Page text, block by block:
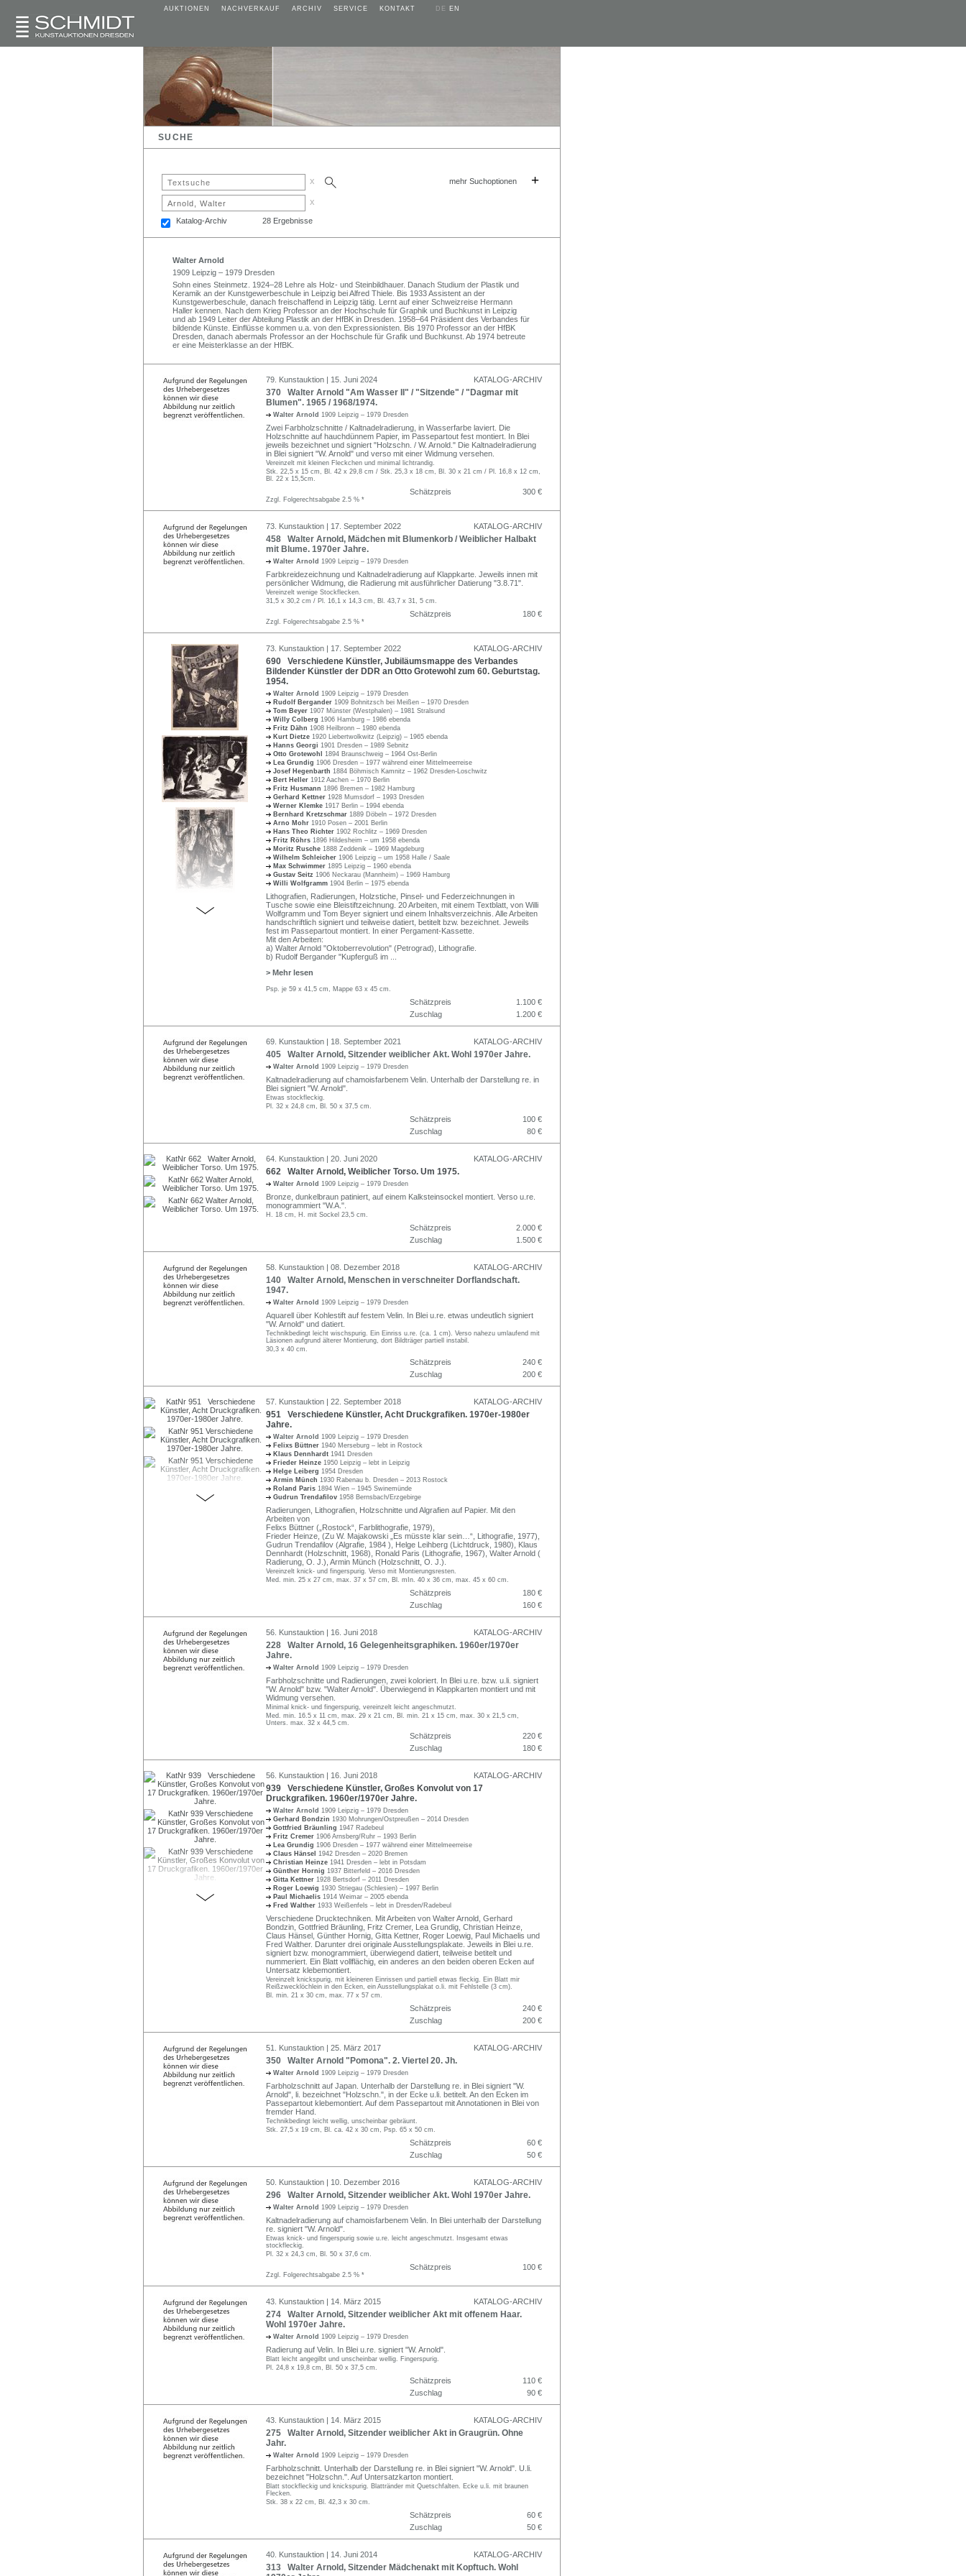
AUKTIONEN NACHVERKAUF ARCHIV SERVICE KONTAKT DE EN
SUCHE
x mehr Suchoptionen +
x
Katalog-Archiv 28 Ergebnisse
Walter Arnold
1909 Leipzig – 1979 Dresden
Sohn eines Steinmetz. 1924–28 Lehre als Holz- und Steinbildhauer. Danach Studium der Plastik und
Keramik an der Kunstgewerbeschule in Leipzig bei Alfred Thiele. Bis 1933 Assistent an der
Kunstgewerbeschule, danach freischaffend in Leipzig tätig. Lernt auf einer Schweizreise Hermann
Haller kennen. Nach dem Krieg Professor an der Hochschule für Graphik und Buchkunst in Leipzig
und ab 1949 Leiter der Abteilung Plastik an der HfBK in Dresden. 1958–64 Präsident des Verbandes für
bildende Künste. Einflüsse kommen u.a. von den Expressionisten. Bis 1970 Professor an der HfBK
Dresden, danach abermals Professor an der Hochschule für Grafik und Buchkunst. Ab 1974 betreute
er eine Meisterklasse an der HfBK.
79. Kunstauktion | 15. Juni 2024 KATALOG-ARCHIV
370 Walter Arnold "Am Wasser II" / "Sitzende" / "Dagmar mit
Blumen". 1965 / 1968/1974.
Walter Arnold 1909 Leipzig – 1979 Dresden
Zwei Farbholzschnitte / Kaltnadelradierung, in Wasserfarbe laviert. Die
Holzschnitte auf hauchdünnem Papier, im Passepartout fest montiert. In Blei
jeweils bezeichnet und signiert "Holzschn. / W. Arnold." Die Kaltnadelradierung
in Blei signiert "W. Arnold" und verso mit einer Widmung versehen.
Vereinzelt mit kleinen Fleckchen und minimal lichtrandig.
Stk. 22,5 x 15 cm, Bl. 42 x 29,8 cm / Stk. 25,3 x 18 cm, Bl. 30 x 21 cm / Pl. 16,8 x 12 cm,
Bl. 22 x 15,5cm.
Schätzpreis 300 €
Zzgl. Folgerechtsabgabe 2.5 % *
73. Kunstauktion | 17. September 2022 KATALOG-ARCHIV
458 Walter Arnold, Mädchen mit Blumenkorb / Weiblicher Halbakt
mit Blume. 1970er Jahre.
Walter Arnold 1909 Leipzig – 1979 Dresden
Farbkreidezeichnung und Kaltnadelradierung auf Klappkarte. Jeweils innen mit
persönlicher Widmung, die Radierung mit ausführlicher Datierung "3.8.71".
Vereinzelt wenige Stockflecken.
31,5 x 30,2 cm / Pl. 16,1 x 14,3 cm, Bl. 43,7 x 31, 5 cm.
Schätzpreis 180 €
Zzgl. Folgerechtsabgabe 2.5 % *
73. Kunstauktion | 17. September 2022 KATALOG-ARCHIV
690 Verschiedene Künstler, Jubiläumsmappe des Verbandes
Bildender Künstler der DDR an Otto Grotewohl zum 60. Geburtstag.
1954.
Walter Arnold 1909 Leipzig – 1979 Dresden
Rudolf Bergander 1909 Bohnitzsch bei Meißen – 1970 Dresden
Tom Beyer 1907 Münster (Westphalen) – 1981 Stralsund
Willy Colberg 1906 Hamburg – 1986 ebenda
Fritz Dähn 1908 Heilbronn – 1980 ebenda
Kurt Dietze 1920 Liebertwolkwitz (Leipzig) – 1965 ebenda
Hanns Georgi 1901 Dresden – 1989 Sebnitz
Otto Grotewohl 1894 Braunschweig – 1964 Ost-Berlin
Lea Grundig 1906 Dresden – 1977 während einer Mittelmeerreise
Josef Hegenbarth 1884 Böhmisch Kamnitz – 1962 Dresden-Loschwitz
Bert Heller 1912 Aachen – 1970 Berlin
Fritz Husmann 1896 Bremen – 1982 Hamburg
Gerhard Kettner 1928 Mumsdorf – 1993 Dresden
Werner Klemke 1917 Berlin – 1994 ebenda
Bernhard Kretzschmar 1889 Döbeln – 1972 Dresden
Arno Mohr 1910 Posen – 2001 Berlin
Hans Theo Richter 1902 Rochlitz – 1969 Dresden
Fritz Röhrs 1896 Hildesheim – um 1958 ebenda
Moritz Rusche 1888 Zeddenik – 1969 Magdeburg
Wilhelm Schleicher 1906 Leipzig – um 1958 Halle / Saale
Max Schwimmer 1895 Leipzig – 1960 ebenda
Gustav Seitz 1906 Neckarau (Mannheim) – 1969 Hamburg
Willi Wolfgramm 1904 Berlin – 1975 ebenda
Lithografien, Radierungen, Holzstiche, Pinsel- und Federzeichnungen in
Tusche sowie eine Bleistiftzeichnung. 20 Arbeiten, mit einem Textblatt, von Willi
Wolfgramm und Tom Beyer signiert und einem Inhaltsverzeichnis. Alle Arbeiten
handschriftlich signiert und teilweise datiert, betitelt bzw. bezeichnet. Jeweils
fest im Passepartout montiert. In einer Pergament-Kassette.
Mit den Arbeiten:
a) Walter Arnold "Oktoberrevolution" (Petrograd), Lithografie.
b) Rudolf Bergander "Kupferguß im
> Mehr lesen
Psp. je 59 x 41,5 cm, Mappe 63 x 45 cm.
Schätzpreis
1.100 €
Zuschlag
1.200 €
69. Kunstauktion | 18. September 2021 KATALOG-ARCHIV
405 Walter Arnold, Sitzender weiblicher Akt. Wohl 1970er Jahre.
Walter Arnold 1909 Leipzig – 1979 Dresden
Kaltnadelradierung auf chamoisfarbenem Velin. Unterhalb der Darstellung re. in
Blei signiert "W. Arnold".
Etwas stockfleckig.
Pl. 32 x 24,8 cm, Bl. 50 x 37,5 cm.
Schätzpreis
100 €
Zuschlag
80 €
64. Kunstauktion | 20. Juni 2020 KATALOG-ARCHIV
662 Walter Arnold, Weiblicher Torso. Um 1975.
Walter Arnold 1909 Leipzig – 1979 Dresden
Bronze, dunkelbraun patiniert, auf einem Kalksteinsockel montiert. Verso u.re.
monogrammiert "W.A.".
H. 18 cm, H. mit Sockel 23,5 cm.
Schätzpreis
2.000 €
Zuschlag
1.500 €
58. Kunstauktion | 08. Dezember 2018 KATALOG-ARCHIV
140 Walter Arnold, Menschen in verschneiter Dorflandschaft.
1947.
Walter Arnold 1909 Leipzig – 1979 Dresden
Aquarell über Kohlestift auf festem Velin. In Blei u.re. etwas undeutlich signiert
"W. Arnold" und datiert.
Technikbedingt leicht wischspurig. Ein Einriss u.re. (ca. 1 cm). Verso nahezu umlaufend mit
Läsionen aufgrund älterer Montierung, dort Bildträger partiell instabil.
30,3 x 40 cm.
Schätzpreis
240 €
Zuschlag
200 €
57. Kunstauktion | 22. September 2018 KATALOG-ARCHIV
951 Verschiedene Künstler, Acht Druckgrafiken. 1970er-1980er
Jahre.
Walter Arnold 1909 Leipzig – 1979 Dresden
Felixs Büttner 1940 Merseburg – lebt in Rostock
Klaus Dennhardt 1941 Dresden
Frieder Heinze 1950 Leipzig – lebt in Leipzig
Helge Leiberg 1954 Dresden
Armin Münch 1930 Rabenau b. Dresden – 2013 Rostock
Roland Paris 1894 Wien – 1945 Swinemünde
Gudrun Trendafilov 1958 Bernsbach/Erzgebirge
Radierungen, Lithografien, Holzschnitte und Algrafien auf Papier. Mit den
Arbeiten von
Felixs Büttner („Rostock“, Farblithografie, 1979),
Frieder Heinze, (Zu W. Majakowski „Es müsste klar sein…“, Lithografie, 1977),
Gudrun Trendafilov (Algrafie, 1984 ), Helge Leihberg (Lichtdruck, 1980), Klaus
Dennhardt (Holzschnitt, 1968), Ronald Paris (Lithografie, 1967), Walter Arnold (
Radierung, O. J.), Armin Münch (Holzschnitt, O. J.).
Vereinzelt knick- und fingerspurig. Verso mit Montierungsresten.
Med. min. 25 x 27 cm, max. 37 x 57 cm, Bl. mIn. 40 x 36 cm, max. 45 x 60 cm.
Schätzpreis
180 €
Zuschlag
160 €
56. Kunstauktion | 16. Juni 2018 KATALOG-ARCHIV
228 Walter Arnold, 16 Gelegenheitsgraphiken. 1960er/1970er
Jahre.
Walter Arnold 1909 Leipzig – 1979 Dresden
Farbholzschnitte und Radierungen, zwei koloriert. In Blei u.re. bzw. u.li. signiert
"W. Arnold" bzw. "Walter Arnold". Überwiegend in Klappkarten montiert und mit
Widmung versehen.
Minimal knick- und fingerspurig, vereinzelt leicht angeschmutzt.
Med. min. 16.5 x 11 cm, max. 29 x 21 cm, Bl. min. 21 x 15 cm, max. 30 x 21,5 cm,
Unters. max. 32 x 44,5 cm.
Schätzpreis
220 €
Zuschlag
180 €
56. Kunstauktion | 16. Juni 2018 KATALOG-ARCHIV
939 Verschiedene Künstler, Großes Konvolut von 17
Druckgrafiken. 1960er/1970er Jahre.
Walter Arnold 1909 Leipzig – 1979 Dresden
Gerhard Bondzin 1930 Mohrungen/Ostpreußen – 2014 Dresden
Gottfried Bräunling 1947 Radebeul
Fritz Cremer 1906 Arnsberg/Ruhr – 1993 Berlin
Lea Grundig 1906 Dresden – 1977 während einer Mittelmeerreise
Claus Hänsel 1942 Dresden – 2020 Bremen
Christian Heinze 1941 Dresden – lebt in Potsdam
Günther Hornig 1937 Bitterfeld – 2016 Dresden
Gitta Kettner 1928 Bertsdorf – 2011 Dresden
Roger Loewig 1930 Striegau (Schlesien) – 1997 Berlin
Paul Michaelis 1914 Weimar – 2005 ebenda
Fred Walther 1933 Weißenfels – lebt in Dresden/Radebeul
Verschiedene Drucktechniken. Mit Arbeiten von Walter Arnold, Gerhard
Bondzin, Gottfried Bräunling, Fritz Cremer, Lea Grundig, Christian Heinze,
Claus Hänsel, Günther Hornig, Gitta Kettner, Roger Loewig, Paul Michaelis und
Fred Walther. Darunter drei originale Ausstellungsplakate. Jeweils in Blei u.re.
signiert bzw. monogrammiert, überwiegend datiert, teilweise betitelt und
nummeriert. Ein Blatt vollflächig, ein anderes an den beiden oberen Ecken auf
Untersatz klebemontiert.
Vereinzelt knickspurig, mit kleineren Einrissen und partiell etwas fleckig. Ein Blatt mir
Reißzwecklöchlein in den Ecken, ein Ausstellungsplakat o.li. mit Fehlstelle (3 cm).
Bl. min. 21 x 30 cm, max. 77 x 57 cm.
Schätzpreis
240 €
Zuschlag
200 €
51. Kunstauktion | 25. März 2017 KATALOG-ARCHIV
350 Walter Arnold "Pomona". 2. Viertel 20. Jh.
Walter Arnold 1909 Leipzig – 1979 Dresden
Farbholzschnitt auf Japan. Unterhalb der Darstellung re. in Blei signiert "W.
Arnold", li. bezeichnet "Holzschn.", in der Ecke u.li. betitelt. An den Ecken im
Passepartout klebemontiert. Auf dem Passepartout mit Annotationen in Blei von
fremder Hand.
Technikbedingt leicht wellig, unscheinbar gebräunt.
Stk. 27,5 x 19 cm, Bl. ca. 42 x 30 cm, Psp. 65 x 50 cm.
Schätzpreis
60 €
Zuschlag
50 €
50. Kunstauktion | 10. Dezember 2016 KATALOG-ARCHIV
296 Walter Arnold, Sitzender weiblicher Akt. Wohl 1970er Jahre.
Walter Arnold 1909 Leipzig – 1979 Dresden
Kaltnadelradierung auf chamoisfarbenem Velin. In Blei unterhalb der Darstellung
re. signiert "W. Arnold".
Etwas knick- und fingerspurig sowie u.re. leicht angeschmutzt. Insgesamt etwas
stockfleckig.
Pl. 32 x 24,3 cm, Bl. 50 x 37,6 cm.
Schätzpreis 100 €
Zzgl. Folgerechtsabgabe 2.5 % *
43. Kunstauktion | 14. März 2015 KATALOG-ARCHIV
274 Walter Arnold, Sitzender weiblicher Akt mit offenem Haar.
Wohl 1970er Jahre.
Walter Arnold 1909 Leipzig – 1979 Dresden
Radierung auf Velin. In Blei u.re. signiert "W. Arnold".
Blatt leicht angegilbt und unscheinbar wellig. Fingerspurig.
Pl. 24,8 x 19,8 cm, Bl. 50 x 37,5 cm.
Schätzpreis
110 €
Zuschlag
90 €
43. Kunstauktion | 14. März 2015 KATALOG-ARCHIV
275 Walter Arnold, Sitzender weiblicher Akt in Graugrün. Ohne
Jahr.
Walter Arnold 1909 Leipzig – 1979 Dresden
Farbholzschnitt. Unterhalb der Darstellung re. in Blei signiert "W. Arnold". U.li.
bezeichnet "Holzschn.". Auf Untersatzkarton montiert.
Blatt stockfleckig und knickspurig. Blattränder mit Quetschfalten. Ecke u.li. mit braunen
Flecken.
Stk. 38 x 22 cm, Bl. 42,3 x 30 cm.
Schätzpreis
60 €
Zuschlag
50 €
40. Kunstauktion | 14. Juni 2014 KATALOG-ARCHIV
313 Walter Arnold, Sitzender Mädchenakt mit Kopftuch. Wohl